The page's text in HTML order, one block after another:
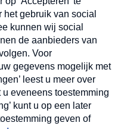
op onze